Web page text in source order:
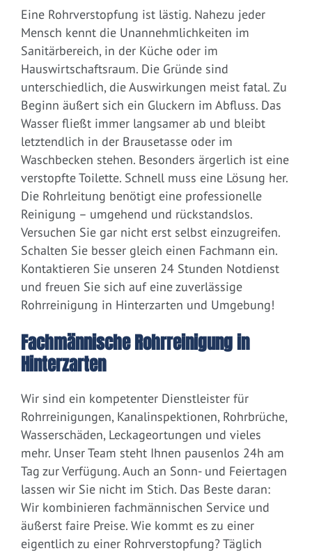
Eine Rohrverstopfung ist lästig. Nahezu jeder
Mensch kennt die Unannehmlichkeiten im
Sanitärbereich, in der Küche oder im
Hauswirtschaftsraum. Die Gründe sind
unterschiedlich, die Auswirkungen meist fatal. Zu
Beginn äußert sich ein Gluckern im Abfluss. Das
Wasser fließt immer langsamer ab und bleibt
letztendlich in der Brausetasse oder im
Waschbecken stehen. Besonders ärgerlich ist eine
verstopfte Toilette. Schnell muss eine Lösung her.
Die Rohrleitung benötigt eine professionelle
Reinigung – umgehend und rückstandslos.
Versuchen Sie gar nicht erst selbst einzugreifen.
Schalten Sie besser gleich einen Fachmann ein.
Kontaktieren Sie unseren 24 Stunden Notdienst
und freuen Sie sich auf eine zuverlässige
Rohrreinigung in Hinterzarten und Umgebung!
Fachmännische Rohrreinigung in
Hinterzarten
Wir sind ein kompetenter Dienstleister für
Rohrreinigungen, Kanalinspektionen, Rohrbrüche,
Wasserschäden, Leckageortungen und vieles
mehr. Unser Team steht Ihnen pausenlos 24h am
Tag zur Verfügung. Auch an Sonn- und Feiertagen
lassen wir Sie nicht im Stich. Das Beste daran:
Wir kombinieren fachmännischen Service und
äußerst faire Preise. Wie kommt es zu einer
eigentlich zu einer Rohrverstopfung? Täglich